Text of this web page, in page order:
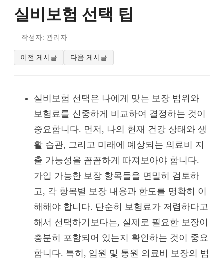
실비보험 선택 팁
작성자: 관리자
이전 게시글 다음 게시글
실비보험 선택은 나에게 맞는 보장 범위와
보험료를 신중하게 비교하여 결정하는 것이
중요합니다. 먼저, 나의 현재 건강 상태와 생
활 습관, 그리고 미래에 예상되는 의료비 지
출 가능성을 꼼꼼하게 따져보아야 합니다.
가입 가능한 보장 항목들을 면밀히 검토하
고, 각 항목별 보장 내용과 한도를 명확히 이
해해야 합니다. 단순히 보험료가 저렴하다고
해서 선택하기보다는, 실제로 필요한 보장이
충분히 포함되어 있는지 확인하는 것이 중요
합니다. 특히, 입원 및 통원 의료비 보장의 범